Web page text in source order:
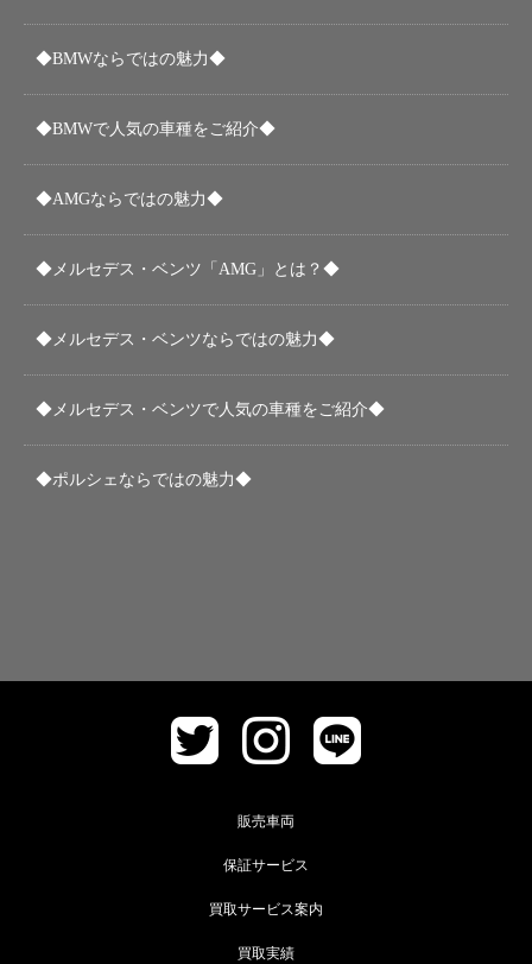
◆BMWならではの魅力◆
◆BMWで人気の車種をご紹介◆
◆AMGならではの魅力◆
◆メルセデス・ベンツ「AMG」とは？◆
◆メルセデス・ベンツならではの魅力◆
◆メルセデス・ベンツで人気の車種をご紹介◆
◆ポルシェならではの魅力◆
販売車両
保証サービス
買取サービス案内
買取実績